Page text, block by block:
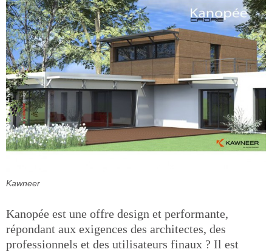
Kawneer
Kanopée est une offre design et performante,
répondant aux exigences des architectes, des
professionnels et des utilisateurs finaux ? Il est